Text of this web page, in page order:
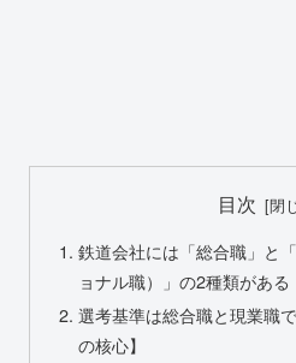
目次
鉄道会社には「総合職」と
ョナル職）」の2種類がある
選考基準は総合職と現業職
の核心】